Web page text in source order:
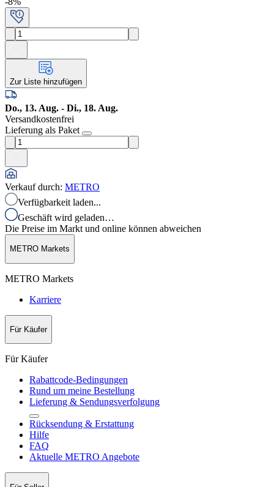
Zur Liste hinzufügen
Do., 13. Aug. - Di., 18. Aug.
Versandkostenfrei
Lieferung als Paket
Verkauf durch: METRO
Verfügbarkeit laden...
Geschäft wird geladen…
Die Preise im Markt und online können abweichen
METRO Markets
METRO Markets
Karriere
Für Käufer
Für Käufer
Rabattcode-Bedingungen
Rund um meine Bestellung
Lieferung & Sendungsverfolgung
Rücksendung & Erstattung
Hilfe
FAQ
Aktuelle METRO Angebote